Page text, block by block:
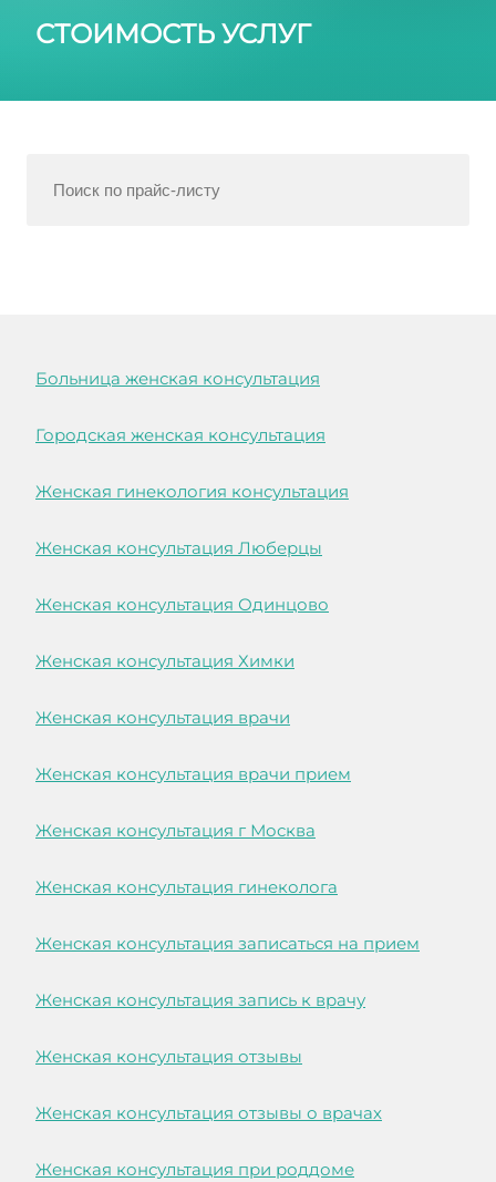
СТОИМОСТЬ УСЛУГ
Больница женская консультация
Городская женская консультация
Женская гинекология консультация
Женская консультация Люберцы
Женская консультация Одинцово
Женская консультация Химки
Женская консультация врачи
Женская консультация врачи прием
Женская консультация г Москва
Женская консультация гинеколога
Женская консультация записаться на прием
Женская консультация запись к врачу
Женская консультация отзывы
Женская консультация отзывы о врачах
Женская консультация при роддоме